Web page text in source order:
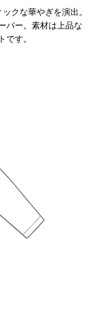
リュック･バッ
シューズ
クな華やぎを演出。
バー。素材は上品な
です。